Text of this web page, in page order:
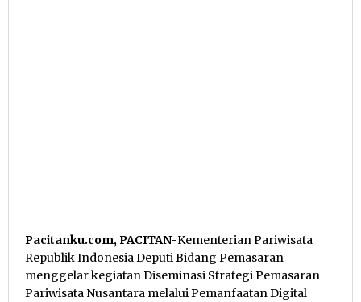
Pacitanku.com, PACITAN-Kementerian Pariwisata
Republik Indonesia Deputi Bidang Pemasaran
menggelar kegiatan Diseminasi Strategi Pemasaran
Pariwisata Nusantara melalui Pemanfaatan Digital